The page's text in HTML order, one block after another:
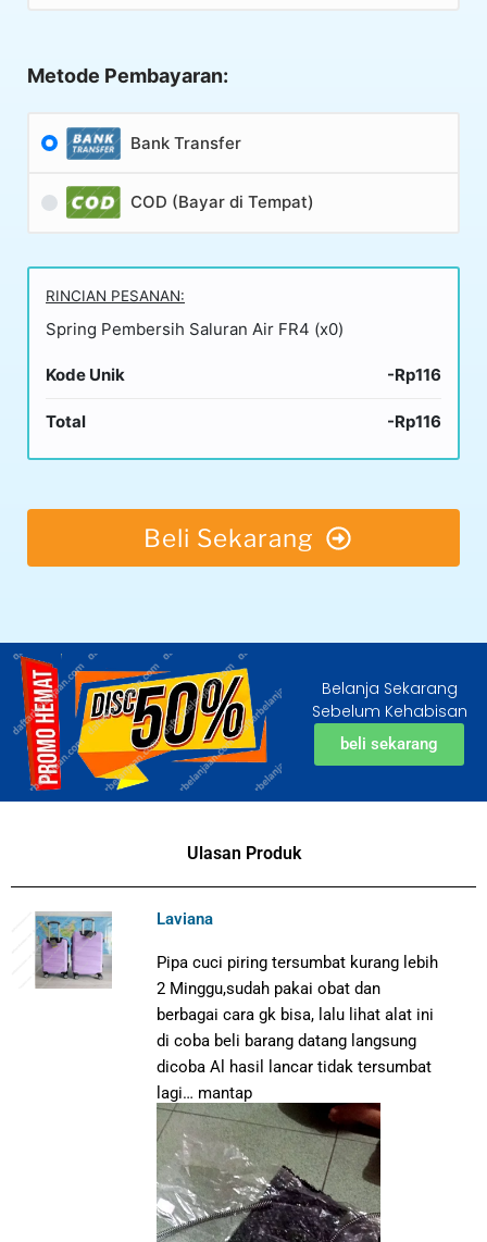
Metode Pembayaran:
Bank Transfer
COD (Bayar di Tempat)
RINCIAN PESANAN:
Spring Pembersih Saluran Air FR4 (x0)
Kode Unik -Rp116
Total -Rp116
Beli Sekarang
Belanja Sekarang
Sebelum Kehabisan
beli sekarang
Ulasan Produk
Laviana
Pipa cuci piring tersumbat kurang lebih
2 Minggu,sudah pakai obat dan
berbagai cara gk bisa, lalu lihat alat ini
di coba beli barang datang langsung
dicoba Al hasil lancar tidak tersumbat
lagi… mantap